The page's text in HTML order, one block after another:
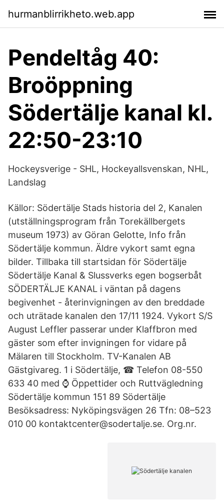
hurmanblirrikheto.web.app
Pendeltåg 40:
Broöppning
Södertälje kanal kl.
22:50-23:10
Hockeysverige - SHL, Hockeyallsvenskan, NHL,
Landslag
Källor: Södertälje Stads historia del 2, Kanalen
(utställningsprogram från Torekällbergets
museum 1973) av Göran Gelotte, Info från
Södertälje kommun. Äldre vykort samt egna
bilder. Tillbaka till startsidan för Södertälje
Södertälje Kanal & Slussverks egen bogserbåt
SÖDERTÄLJE KANAL i väntan på dagens
begivenhet - återinvigningen av den breddade
och uträtade kanalen den 17/11 1924. Vykort S/S
August Leffler passerar under Klaffbron med
gäster som efter invigningen for vidare på
Mälaren till Stockholm. TV-Kanalen AB
Gästgivareg. 1 i Södertälje, ☎ Telefon 08-550
633 40 med ⌚ Öppettider och Ruttvägledning
Södertälje kommun 151 89 Södertälje
Besöksadress: Nyköpingsvägen 26 Tfn: 08–523
010 00 kontaktcenter@sodertalje.se. Org.nr.